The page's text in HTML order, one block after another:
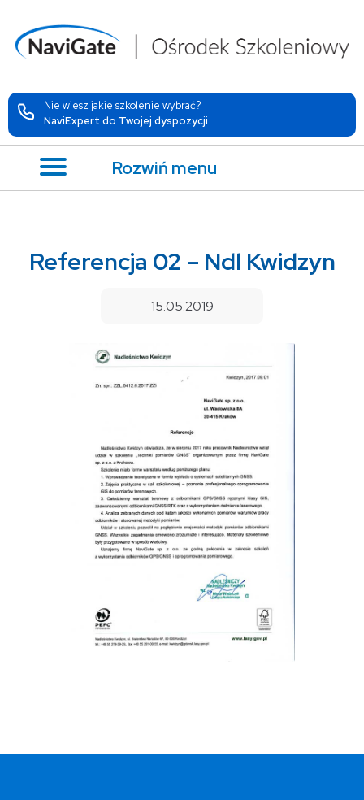
Nie wiesz jakie szkolenie wybrać?
NaviExpert do Twojej dyspozycji
Rozwiń menu
Referencja 02 – Ndl Kwidzyn
15.05.2019